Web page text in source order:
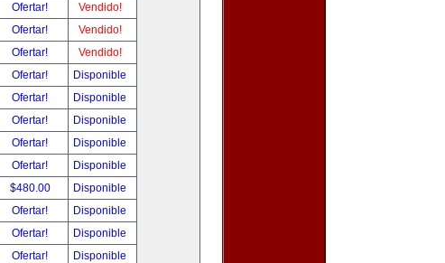
Ofertar!
Vendido!
Ofertar!
Vendido!
Ofertar!
Vendido!
Ofertar!
Disponible
Ofertar!
Disponible
Ofertar!
Disponible
Ofertar!
Disponible
Ofertar!
Disponible
$480.00
Disponible
Ofertar!
Disponible
Ofertar!
Disponible
Ofertar!
Disponible